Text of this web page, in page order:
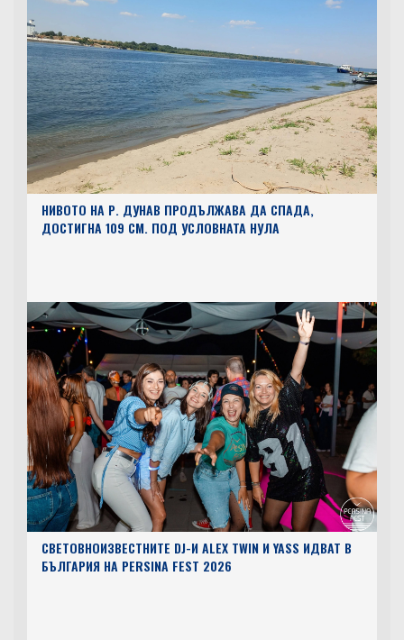
НИВОТО НА Р. ДУНАВ ПРОДЪЛЖАВА ДА СПАДА,